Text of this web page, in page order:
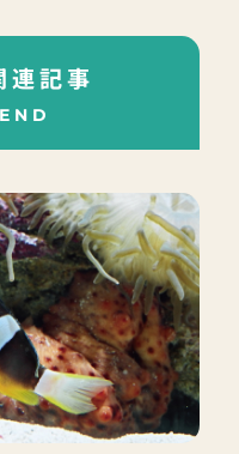
連記事